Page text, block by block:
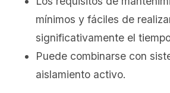
mínimos y fáciles de
significativamente el
Puede combinarse con
aislamiento activo.